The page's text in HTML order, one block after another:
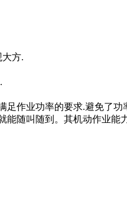
方.
作业功率的要求.避免了功
随叫随到。其机动作业能